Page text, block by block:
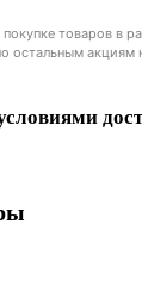
товаров в
остальным акциям